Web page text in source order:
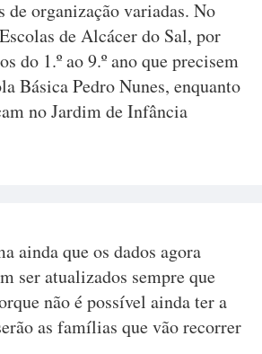
de organização variadas. No
de Alcácer do Sal, por
do 1.º ao 9.º ano que precisem
Básica Pedro Nunes, enquanto
no Jardim de Infância
ainda que os dados agora
ser atualizados sempre que
não é possível ainda ter a
as famílias que vão recorrer